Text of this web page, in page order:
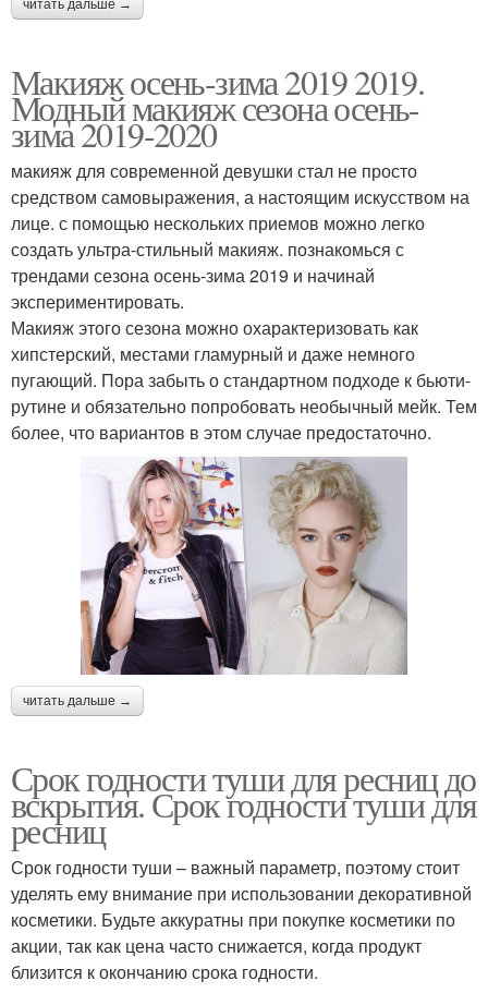
читать дальше →
Макияж осень-зима 2019 2019.
Модный макияж сезона осень-
зима 2019-2020
макияж для современной девушки стал не просто
средством самовыражения, а настоящим искусством на
лице. с помощью нескольких приемов можно легко
создать ультра-стильный макияж. познакомься с
трендами сезона осень-зима 2019 и начинай
экспериментировать.
Макияж этого сезона можно охарактеризовать как
хипстерский, местами гламурный и даже немного
пугающий. Пора забыть о стандартном подходе к бьюти-
рутине и обязательно попробовать необычный мейк. Тем
более, что вариантов в этом случае предостаточно.
читать дальше →
Срок годности туши для ресниц до
вскрытия. Срок годности туши для
ресниц
Срок годности туши – важный параметр, поэтому стоит
уделять ему внимание при использовании декоративной
косметики. Будьте аккуратны при покупке косметики по
акции, так как цена часто снижается, когда продукт
близится к окончанию срока годности.